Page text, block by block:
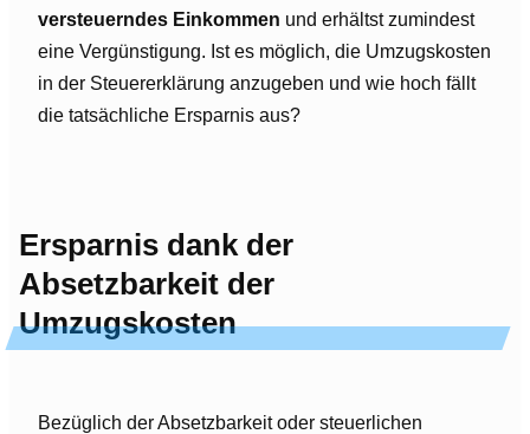
versteuerndes Einkommen und erhältst zumindest
eine Vergünstigung. Ist es möglich, die Umzugskosten
in der Steuererklärung anzugeben und wie hoch fällt
die tatsächliche Ersparnis aus?
Ersparnis dank der
Absetzbarkeit der
Umzugskosten
Bezüglich der Absetzbarkeit oder steuerlichen